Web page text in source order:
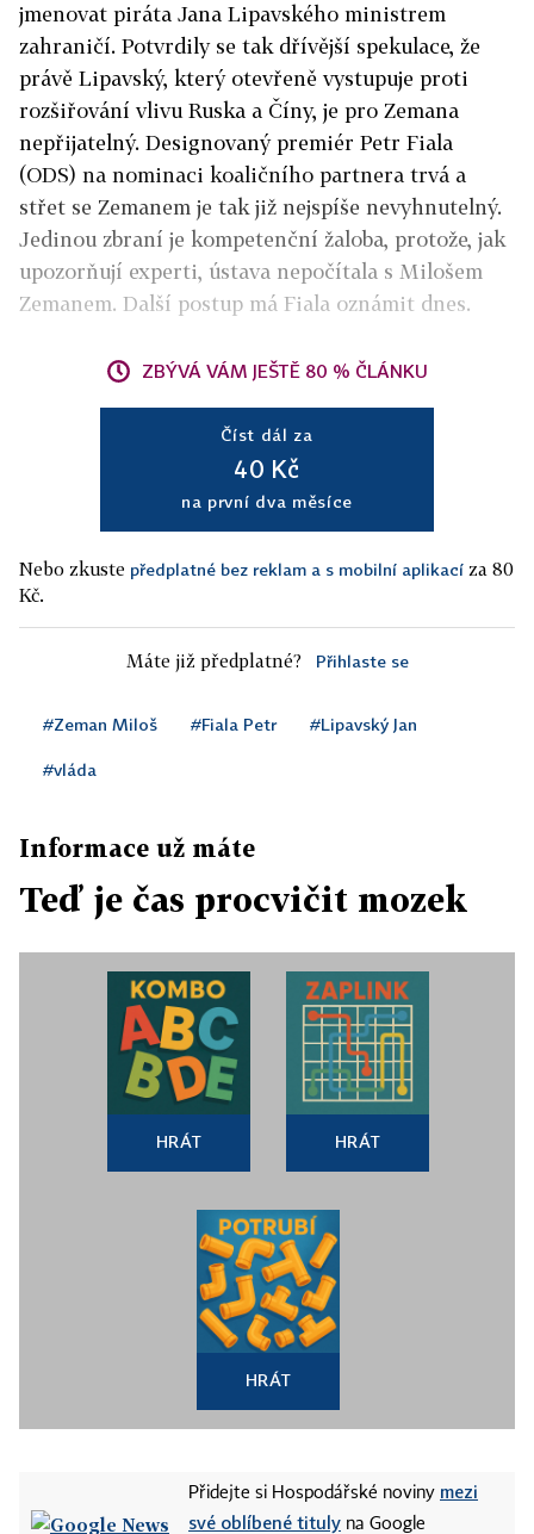
jmenovat piráta Jana Lipavského ministrem
zahraničí. Potvrdily se tak dřívější spekulace, že
právě Lipavský, který otevřeně vystupuje proti
rozšiřování vlivu Ruska a Číny, je pro Zemana
nepřijatelný. Designovaný premiér Petr Fiala
(ODS) na nominaci koaličního partnera trvá a
střet se Zemanem je tak již nejspíše nevyhnutelný.
Jedinou zbraní je kompetenční žaloba, protože, jak
upozorňují experti, ústava nepočítala s Milošem
Zemanem. Další postup má Fiala oznámit dnes.
ZBÝVÁ VÁM JEŠTĚ 80 % ČLÁNKU
Číst dál za
40 Kč
na první dva měsíce
Nebo zkuste předplatné bez reklam a s mobilní aplikací za 80
Kč.
Máte již předplatné? Přihlaste se
#Zeman Miloš #Fiala Petr #Lipavský Jan
#vláda
Informace už máte
Teď je čas procvičit mozek
HRÁT HRÁT
HRÁT
Přidejte si Hospodářské noviny mezi
své oblíbené tituly na Google